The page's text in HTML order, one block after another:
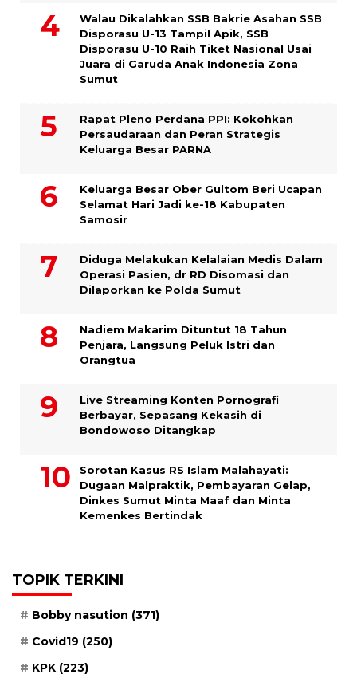
Walau Dikalahkan SSB Bakrie Asahan SSB
Disporasu U-13 Tampil Apik, SSB
Disporasu U-10 Raih Tiket Nasional Usai
Juara di Garuda Anak Indonesia Zona
Sumut
Rapat Pleno Perdana PPI: Kokohkan
Persaudaraan dan Peran Strategis
Keluarga Besar PARNA
Keluarga Besar Ober Gultom Beri Ucapan
Selamat Hari Jadi ke-18 Kabupaten
Samosir
Diduga Melakukan Kelalaian Medis Dalam
Operasi Pasien, dr RD Disomasi dan
Dilaporkan ke Polda Sumut
​Nadiem Makarim Dituntut 18 Tahun
Penjara, Langsung Peluk Istri dan
Orangtua
Live Streaming Konten Pornografi
Berbayar, Sepasang Kekasih di
Bondowoso Ditangkap
Sorotan Kasus RS Islam Malahayati:
Dugaan Malpraktik, Pembayaran Gelap,
Dinkes Sumut Minta Maaf dan Minta
Kemenkes Bertindak
TOPIK TERKINI
Bobby nasution (371)
Covid19 (250)
KPK (223)